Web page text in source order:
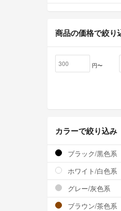
商品の価格で絞り
円〜
カラーで絞り込み
ブラック/黒色系
ホワイト/白色系
グレー/灰色系
ブラウン/茶色系